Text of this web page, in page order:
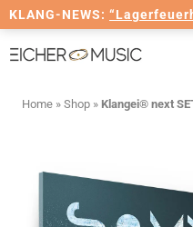
Inhalt
Home » Shop » Klangei® next
KLANG-NEWS: